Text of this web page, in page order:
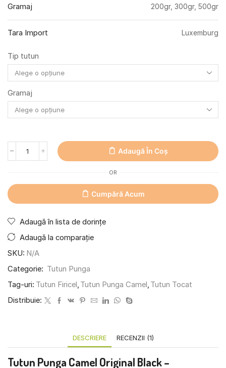
Gramaj 200gr, 300gr, 500gr
Tara Import Luxemburg
Tip tutun
Gramaj
Adaugă În Coș
OR
Cumpără Acum
Adaugă în lista de dorințe
Adaugă la comparație
SKU: N/A
Categorie: Tutun Punga
Tag-uri: Tutun Firicel , Tutun Punga Camel , Tutun Tocat
Distribuie:
DESCRIERE RECENZII (1)
Tutun Punga Camel Original Black –